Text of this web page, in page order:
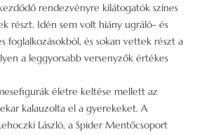
rendezvényre kilátogatók színes
részt. Idén sem volt hiány ugráló- és
foglalkozásokból, és sokan vettek részt a
a leggyorsabb versenyzők értékes
életre keltése mellett az
kalauzolta el a gyerekeket. A
László, a Spider Mentőcsoport